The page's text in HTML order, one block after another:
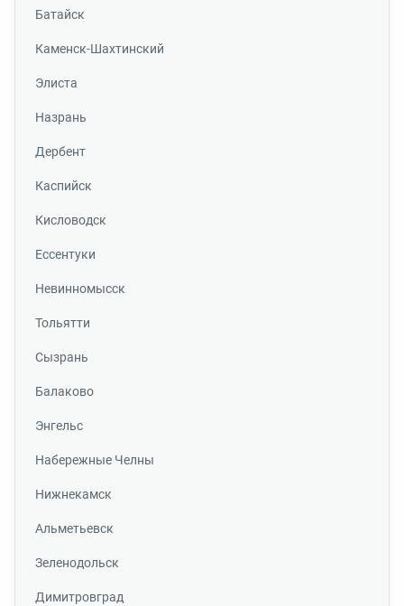
Батайск
Каменск-Шахтинский
Элиста
Назрань
Дербент
Каспийск
Кисловодск
Ессентуки
Невинномысск
Тольятти
Сызрань
Балаково
Энгельс
Набережные Челны
Нижнекамск
Альметьевск
Зеленодольск
Димитровград